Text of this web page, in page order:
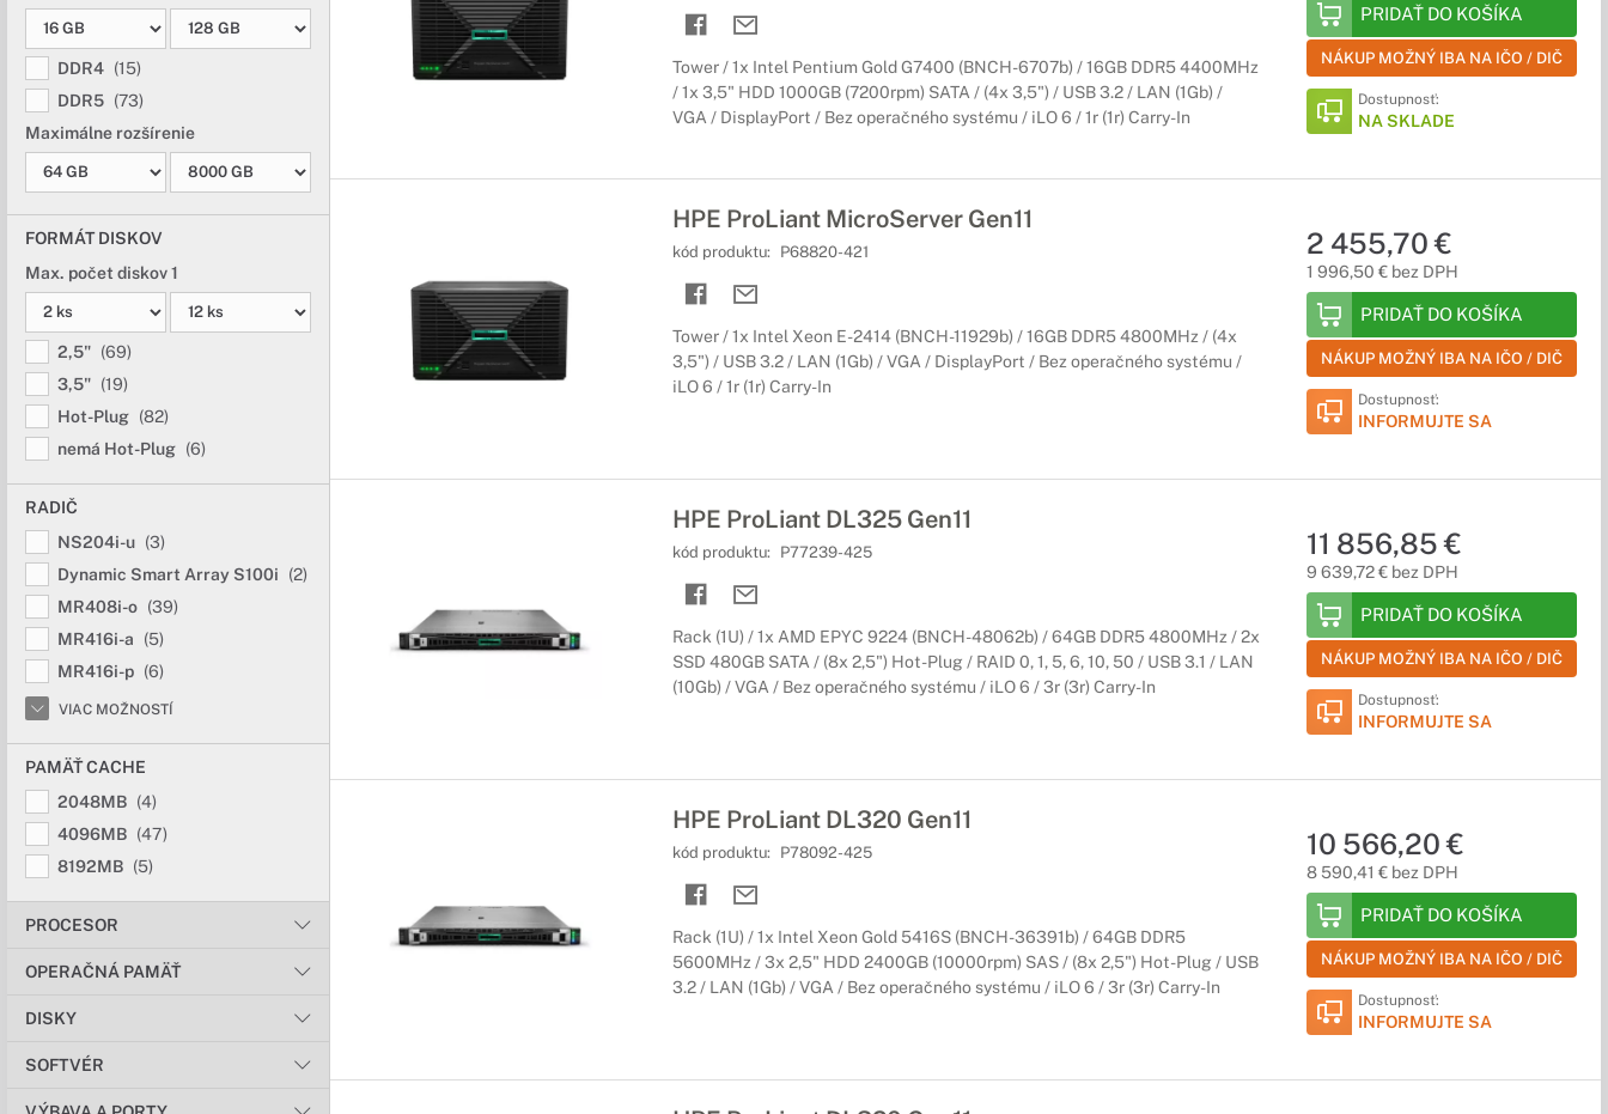
DDR4 (15)
DDR5 (73)
Maximálne rozšírenie
FORMÁT DISKOV
Max. počet diskov 1
2,5" (69)
3,5" (19)
Hot-Plug (82)
nemá Hot-Plug (6)
RADIČ
NS204i-u (3)
Dynamic Smart Array S100i
(2)
MR408i-o (39)
MR416i-a
(5)
MR416i-p (6)
VIAC MOŽNOSTÍ
PAMÄŤ CACHE
2048MB (4)
4096MB (47)
8192MB (5)
PROCESOR
OPERAČNÁ PAMÄŤ
DISKY
SOFTVÉR
Tower / 1x Intel Pentium Gold G7400 (BNCH-6707b) / 16GB DDR5 4400MHz
/ 1x 3,5" HDD 1000GB (7200rpm) SATA / (4x 3,5") / USB 3.2 / LAN (1Gb) /
VGA / DisplayPort / Bez operačného systému / iLO 6 / 1r (1r) Carry-In
PRIDAŤ DO KOŠÍKA
NÁKUP MOŽNÝ IBA NA IČO / DIČ
Dostupnosť:
NA SKLADE
HPE ProLiant MicroServer Gen11
kód produktu: P68820-421
Tower / 1x Intel Xeon E-2414 (BNCH-11929b) / 16GB DDR5 4800MHz / (4x
3,5") / USB 3.2 / LAN (1Gb) / VGA / DisplayPort / Bez operačného systému /
iLO 6 / 1r (1r) Carry-In
2 455,70 €
1 996,50 € bez DPH
PRIDAŤ DO KOŠÍKA
NÁKUP MOŽNÝ IBA NA IČO / DIČ
Dostupnosť:
INFORMUJTE SA
HPE ProLiant DL325 Gen11
kód produktu: P77239-425
Rack (1U) / 1x AMD EPYC 9224 (BNCH-48062b) / 64GB DDR5 4800MHz / 2x
SSD 480GB SATA / (8x 2,5") Hot-Plug / RAID 0, 1, 5, 6, 10, 50 / USB 3.1 / LAN
(10Gb) / VGA / Bez operačného systému / iLO 6 / 3r (3r) Carry-In
11 856,85 €
9 639,72 € bez DPH
PRIDAŤ DO KOŠÍKA
NÁKUP MOŽNÝ IBA NA IČO / DIČ
Dostupnosť:
INFORMUJTE SA
HPE ProLiant DL320 Gen11
kód produktu: P78092-425
Rack (1U) / 1x Intel Xeon Gold 5416S (BNCH-36391b) / 64GB DDR5
5600MHz / 3x 2,5" HDD 2400GB (10000rpm) SAS / (8x 2,5") Hot-Plug / USB
3.2 / LAN (1Gb) / VGA / Bez operačného systému / iLO 6 / 3r (3r) Carry-In
10 566,20 €
8 590,41 € bez DPH
PRIDAŤ DO KOŠÍKA
NÁKUP MOŽNÝ IBA NA IČO / DIČ
Dostupnosť:
INFORMUJTE SA